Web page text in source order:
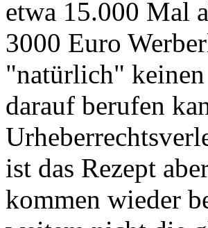
etwa 15.000 Mal
3000 Euro
"natürlich"
darauf berufen
ist das Rezept
kommen wieder